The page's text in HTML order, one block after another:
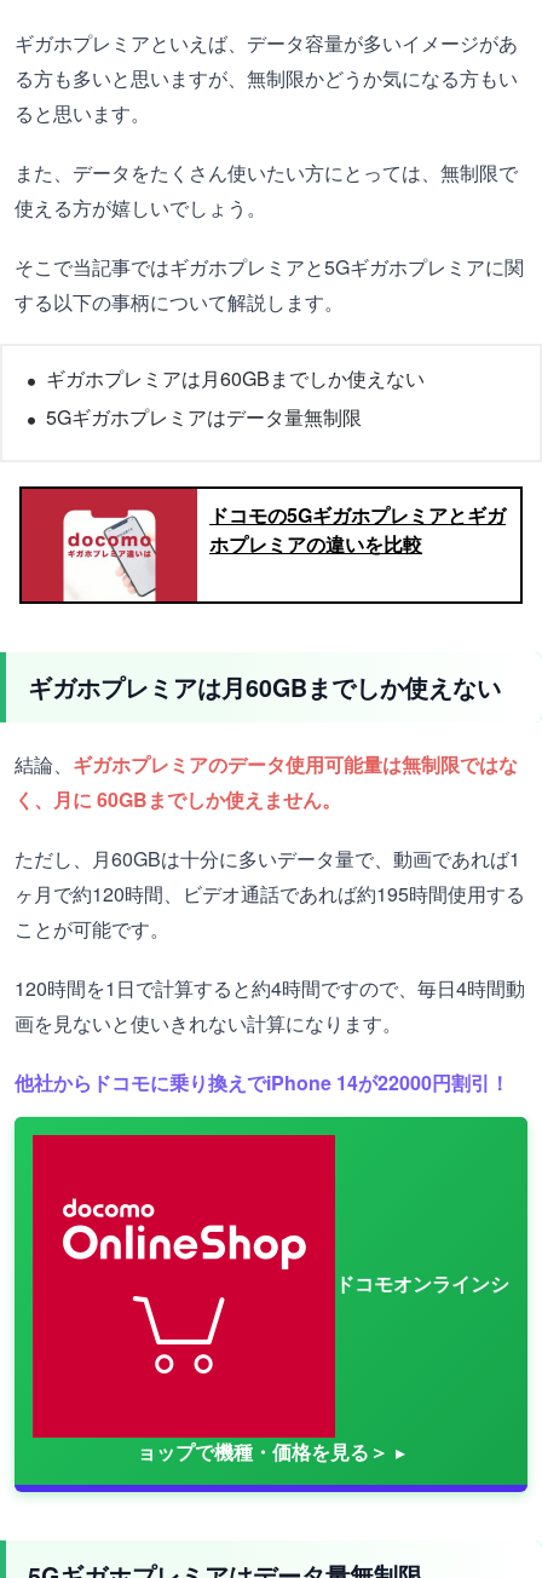
ギガホプレミアといえば、データ容量が多いイメージがあ
る方も多いと思いますが、無制限かどうか気になる方もい
ると思います。
また、データをたくさん使いたい方にとっては、無制限で
使える方が嬉しいでしょう。
そこで当記事ではギガホプレミアと5Gギガホプレミアに関
する以下の事柄について解説します。
ギガホプレミアは月60GBまでしか使えない
5Gギガホプレミアはデータ量無制限
ドコモの5Gギガホプレミアとギガ
ホプレミアの違いを比較
ギガホプレミアは月60GBまでしか使えない
結論、 ギガホプレミアのデータ使用可能量は無制限ではな
く、月に 60GBまでしか使えません。
ただし、月60GBは十分に多いデータ量で、動画であれば1
ヶ月で約120時間、ビデオ通話であれば約195時間使用する
ことが可能です。
120時間を1日で計算すると約4時間ですので、毎日4時間動
画を見ないと使いきれない計算になります。
他社からドコモに乗り換えでiPhone 14が22000円割引！
ドコモオンラインシ
ョップで機種・価格を見る＞